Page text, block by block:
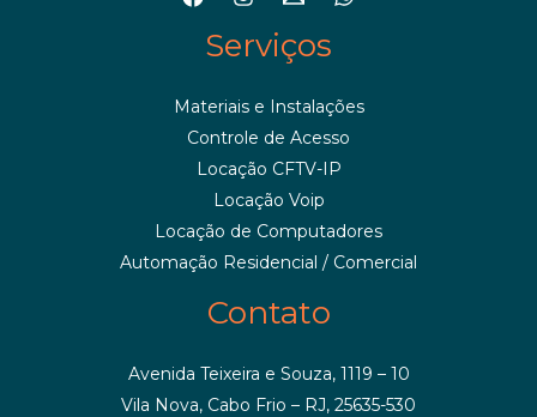
Serviços
Materiais e Instalações
Controle de Acesso
Locação CFTV-IP
Locação Voip
Locação de Computadores
Automação Residencial / Comercial
Contato
Avenida Teixeira e Souza, 1119 – 10
Vila Nova, Cabo Frio – RJ, 25635-530